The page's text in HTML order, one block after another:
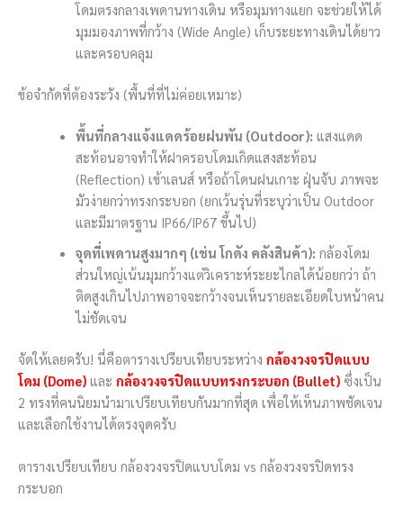
โดมตรงกลางเพดานทางเดิน หรือมุมทางแยก จะช่วยให้ได้
มุมมองภาพที่กว้าง (Wide Angle) เก็บระยะทางเดินได้ยาว
และครอบคลุม
ข้อจำกัดที่ต้องระวัง (พื้นที่ที่ไม่ค่อยเหมาะ)
พื้นที่กลางแจ้งแดดร้อยฝนพัน (Outdoor): แสงแดด
สะท้อนอาจทำให้ฝาครอบโดมเกิดแสงสะท้อน
(Reflection) เข้าเลนส์ หรือถ้าโดนฝนเกาะ ฝุ่นจับ ภาพจะ
มัวง่ายกว่าทรงกระบอก (ยกเว้นรุ่นที่ระบุว่าเป็น Outdoor
และมีมาตรฐาน IP66/IP67 ขึ้นไป)
จุดที่เพดานสูงมากๆ (เช่น โกดัง คลังสินค้า): กล้องโดม
ส่วนใหญ่เน้นมุมกว้างแต่วิเคราะห์ระยะไกลได้น้อยกว่า ถ้า
ติดสูงเกินไปภาพอาจจะกว้างจนเห็นรายละเอียดใบหน้าคน
ไม่ชัดเจน
จัดให้เลยครับ! นี่คือตารางเปรียบเทียบระหว่าง กล้องวงจรปิดแบบ
โดม (Dome) และ กล้องวงจรปิดแบบทรงกระบอก (Bullet) ซึ่งเป็น
2 ทรงที่คนนิยมนำมาเปรียบเทียบกันมากที่สุด เพื่อให้เห็นภาพชัดเจน
และเลือกใช้งานได้ตรงจุดครับ
ตารางเปรียบเทียบ กล้องวงจรปิดแบบโดม vs กล้องวงจรปิดทรง
กระบอก